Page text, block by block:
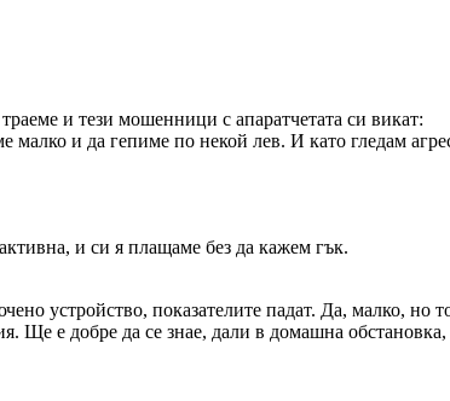
и тези мошенници с апаратчетата си викат:
и да гепиме по некой лев. И като гледам
и си я плащаме без да кажем гък.
устройство, показателите падат. Да, малко, но
Ще е добре да се знае, дали в домашна